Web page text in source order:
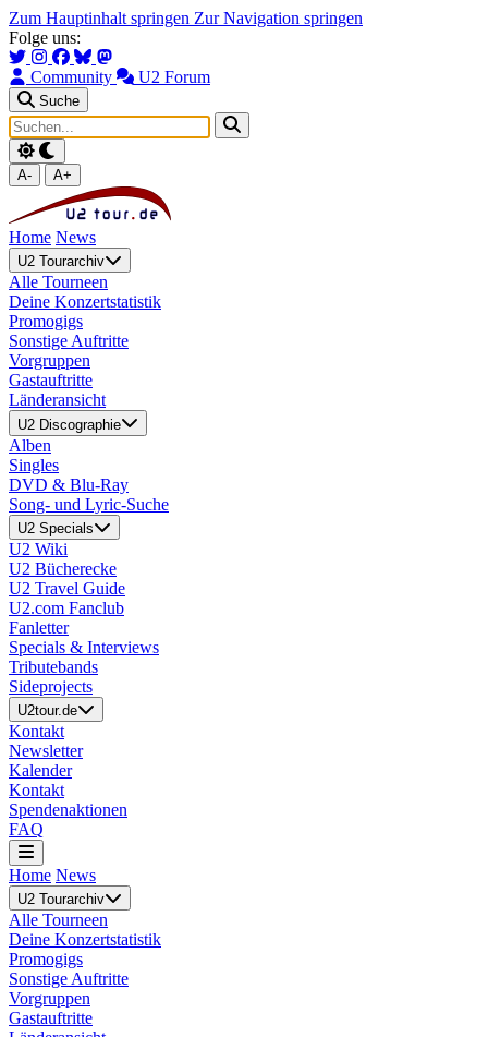
Zum Hauptinhalt springen Zur Navigation springen
Folge uns:
Community U2 Forum
Suche
A- A+
Home News
U2 Tourarchiv
Alle Tourneen
Deine Konzertstatistik
Promogigs
Sonstige Auftritte
Vorgruppen
Gastauftritte
Länderansicht
U2 Discographie
Alben
Singles
DVD & Blu-Ray
Song- und Lyric-Suche
U2 Specials
U2 Wiki
U2 Bücherecke
U2 Travel Guide
U2.com Fanclub
Fanletter
Specials & Interviews
Tributebands
Sideprojects
U2tour.de
Kontakt
Newsletter
Kalender
Kontakt
Spendenaktionen
FAQ
Home News
U2 Tourarchiv
Alle Tourneen
Deine Konzertstatistik
Promogigs
Sonstige Auftritte
Vorgruppen
Gastauftritte